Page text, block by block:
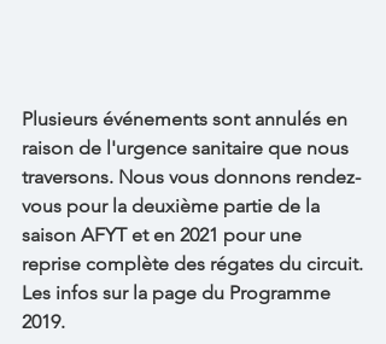
Plusieurs événements sont annulés en
raison de l'urgence sanitaire que nous
traversons. Nous vous donnons rendez-
vous pour la deuxième partie de la
saison AFYT et en 2021 pour une
reprise complète des régates du circuit.
Les infos sur la page du Programme
2019.